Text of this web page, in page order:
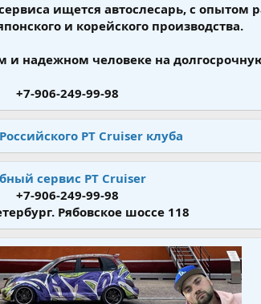
ищется автослесарь, с
и корейского производства.
и надежном человеке на
+7-906-249-99-98
PT Cruiser клуба
сервис PT Cruiser
+7-906-249-99-98
Рябовское шоссе 118